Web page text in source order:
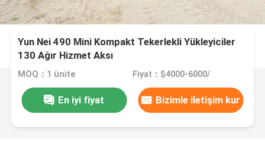
Yun Nei 490 Mini Kompakt Tekerlekli Yükleyiciler
130 Ağır Hizmet Aksı
MOQ：1 ünite Fiyat：$4000-6000/
En iyi fiyat Bizimle iletişim kur